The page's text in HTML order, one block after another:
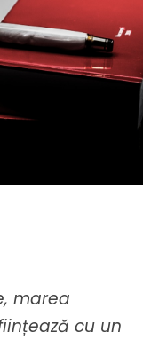
marea
cu un